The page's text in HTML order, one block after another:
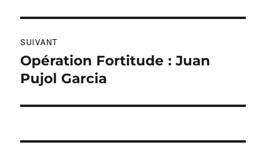
SUIVANT
Publication
suivante :
Opération Fortitude : Juan
Pujol Garcia